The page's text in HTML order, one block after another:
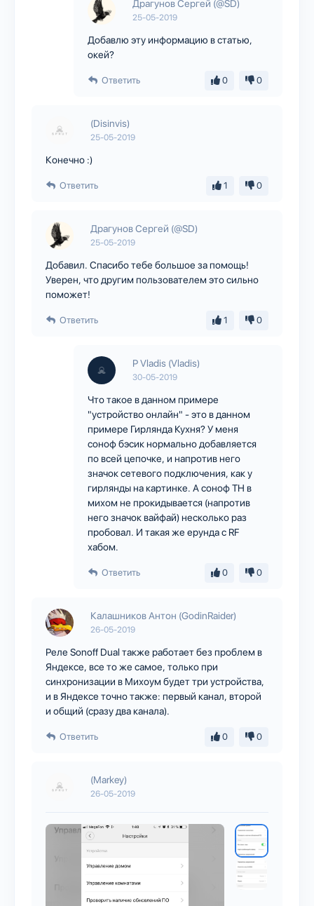
Драгунов Сергей (@SD)
25-05-2019
Добавлю эту информацию в статью,
окей?
Ответить 0 0
(Disinvis)
25-05-2019
Конечно :)
Ответить 1 0
Драгунов Сергей (@SD)
25-05-2019
Добавил. Спасибо тебе большое за помощь!
Уверен, что другим пользователем это сильно
поможет!
Ответить 1 0
P Vladis (Vladis)
30-05-2019
Что такое в данном примере
"устройство онлайн" - это в данном
примере Гирлянда Кухня? У меня
соноф бэсик нормально добавляется
по всей цепочке, и напротив него
значок сетевого подключения, как у
гирлянды на картинке. А соноф TH в
михом не прокидывается (напротив
него значок вайфай) несколько раз
пробовал. И такая же ерунда с RF
хабом.
Ответить 0 0
Калашников Антон (GodinRaider)
26-05-2019
Реле Sonoff Dual также работает без проблем в
Яндексе, все то же самое, только при
синхронизации в Михоум будет три устройства,
и в Яндексе точно также: первый канал, второй
и общий (сразу два канала).
Ответить 0 0
(Markey)
26-05-2019